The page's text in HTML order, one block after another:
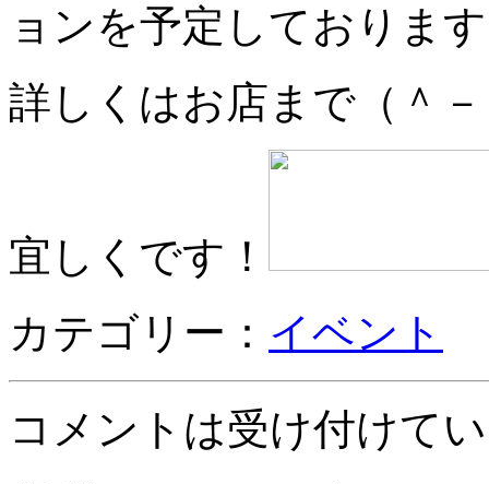
ョンを予定しておりま
詳しくはお店まで（＾
宜しくです！
カテゴリー： イベント
コメントは受け付けて